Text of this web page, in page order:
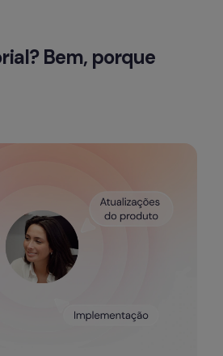
Bem, porque